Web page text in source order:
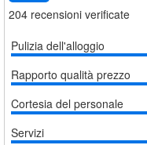
204 recensioni verificate
Pulizia dell'alloggio
Rapporto qualità prezzo
Cortesia del personale
Servizi